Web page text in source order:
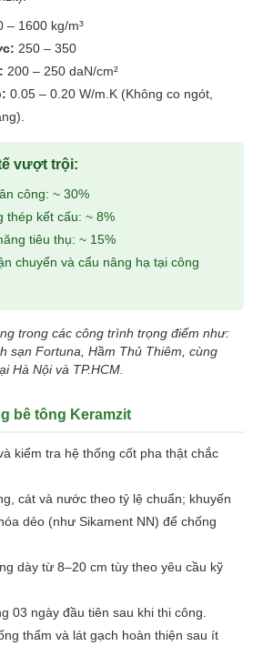
– 1600 kg/m³
250 – 350
200 – 250 daN/cm²
0.05 – 0.20 W/m.K (Không co ngót,
vượt trội:
công: ~ 30%
thép kết cấu: ~ 8%
tiêu thụ: ~ 15%
chuyển và cẩu nâng hạ tại công
trong các công trình trọng điểm như:
sạn Fortuna, Hầm Thủ Thiêm, cùng
Hà Nội và TP.HCM.
bê tông Keramzit
kiểm tra hệ thống cốt pha thật chắc
cát và nước theo tỷ lệ chuẩn; khuyến
dẻo (như Sikament NN) để chống
dày từ 8–20 cm tùy theo yêu cầu kỹ
03 ngày đầu tiên sau khi thi công.
thấm và lát gạch hoàn thiện sau ít